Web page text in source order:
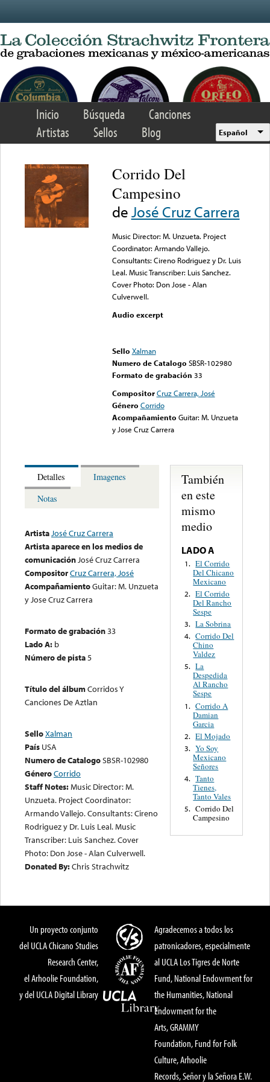
Inicio Búsqueda
Canciones
Artistas
Sellos Blog Español
Corrido Del
Campesino
deJosé Cruz Carrera
Music Director: M. Unzueta. Project
Coordinator: Armando Vallejo.
Consultants: Cireno Rodriguez y Dr. Luis
Leal. Music Transcriber: Luis Sanchez.
Cover Photo: Don Jose - Alan
Culverwell.
Audio excerpt
Sello Xalman
Numero de Catalogo SBSR-102980
Formato de grabación 33
Compositor Cruz Carrera, José
Género Corrido
Acompañamiento Guitar: M. Unzueta
y Jose Cruz Carrera
Detalles
Imagenes
Notas
ArtistaJosé Cruz Carrera
Artista aparece en los medios de
comunicaciónJosé Cruz Carrera
CompositorCruz Carrera, José
AcompañamientoGuitar: M. Unzueta
y Jose Cruz Carrera
Formato de grabación33
Lado A: b
Número de pista5
Título del álbumCorridos Y
Canciones De Aztlan
SelloXalman
País USA
Numero de CatalogoSBSR-102980
GéneroCorrido
Staff Notes:Music Director: M.
Unzueta. Project Coordinator:
Armando Vallejo. Consultants: Cireno
Rodriguez y Dr. Luis Leal. Music
Transcriber: Luis Sanchez. Cover
Photo: Don Jose - Alan Culverwell.
Donated By:Chris Strachwitz
También
en este
mismo
medio
LADO A
1. El Corrido
Del Chicano
Mexicano
2. El Corrido
Del Rancho
Sespe
3. La Sobrina
4. Corrido Del
Chino
Valdez
5. La
Despedida
Al Rancho
Sespe
1. Corrido A
Damian
Garcia
2. El Mojado
3. Yo Soy
Mexicano
Señores
4. Tanto
Tienes,
Tanto Vales
5. Corrido Del
Campesino
Un proyecto conjunto
del UCLA Chicano Studies
Research Center,
el Arhoolie Foundation,
y del UCLA Digital Library
Agradecemos a todos los
patronicadores, especialmente
al UCLA Los Tigres de Norte
Fund, National Endowment for
the Humanities, National
Endowment for the
Arts, GRAMMY
Foundation, Fund for Folk
Culture, Arhoolie
Records, Señor y la Señora E.W.